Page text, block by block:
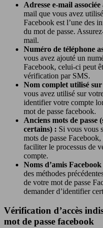
Adresse e-mail
mail que vous avez
Facebook est l’une des
du mot de passe.
mail.
Numéro de téléphone
vous avez ajouté un
Facebook, celui-ci peut
vérification par SMS.
Nom complet utilisé
vous avez utilisé sur
identifier votre compte
mot de passe facebook.
Anciens mots de passe
certains) : Si vous vous
mots de passe
faciliter le processus de
compte.
Noms d’amis
des méthodes
de votre mot de passe
demander d’identifier
Vérification d’accès
mot de passe facebook